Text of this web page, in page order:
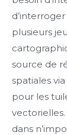
plusieurs
source de
spatiales
pour les
dans